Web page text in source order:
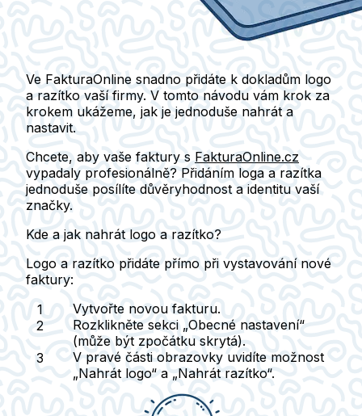
Ve FakturaOnline snadno přidáte k dokladům logo
a razítko vaší firmy. V tomto návodu vám krok za
krokem ukážeme, jak je jednoduše nahrát a
nastavit.
Chcete, aby vaše faktury s FakturaOnline.cz
vypadaly profesionálně? Přidáním loga a razítka
jednoduše posílíte důvěryhodnost a identitu vaší
značky.
Kde a jak nahrát logo a razítko?
Logo a razítko přidáte přímo při vystavování nové
faktury:
Vytvořte novou fakturu.
Rozklikněte sekci „Obecné nastavení“
(může být zpočátku skrytá).
V pravé části obrazovky uvidíte možnost
„Nahrát logo“ a „Nahrát razítko“.